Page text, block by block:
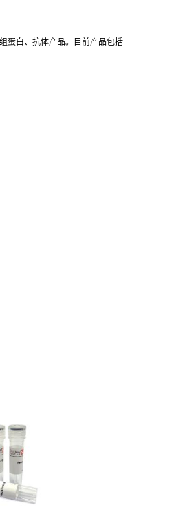
蛋白、抗体产品。目前产品包括